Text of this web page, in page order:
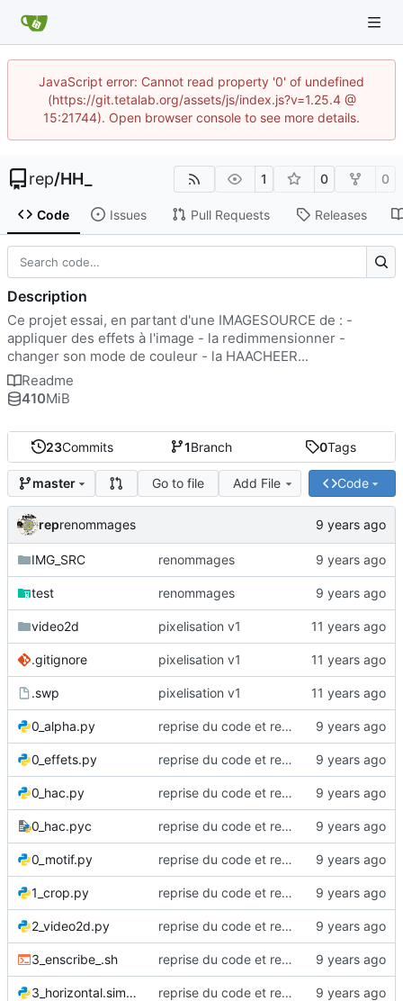
JavaScript error: Cannot read property '0' of undefined
(https://git.tetalab.org/assets/js/index.js?v=1.25.4 @
15:21744). Open browser console to see more details.
rep/HH_ 1 0 0
Code Issues Pull Requests Releases
23Commits 1Branch 0Tags
master Go to file Add File Code
reprenommages
IMG_SRC renommages
test renommages
video2d pixelisation v1
.gitignore pixelisation v1
.swp pixelisation v1
0_alpha.py reprise du code et renommages
0_effets.py reprise du code et renommages
0_hac.py reprise du code et renommages
0_hac.pyc reprise du code et renommages
0_motif.py reprise du code et renommages
1_crop.py reprise du code et renommages
2_video2d.py reprise du code et renommages
3_enscribe_.sh reprise du code et renommages
3_horizontal.simple.py reprise du code et renommages
Description
Ce projet essai, en partant d'une IMAGESOURCE de : -
appliquer des effets à l'image - la redimmensionner -
changer son mode de couleur - la HAACHEER...
Readme
410MiB